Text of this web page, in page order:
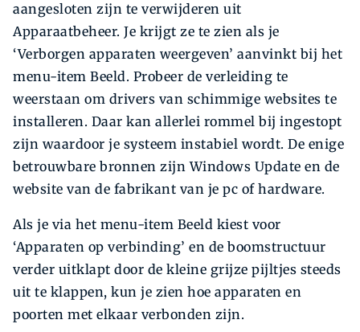
aangesloten zijn te verwijderen uit
Apparaatbeheer. Je krijgt ze te zien als je
‘Verborgen apparaten weergeven’ aanvinkt bij het
menu-item Beeld. Probeer de verleiding te
weerstaan om drivers van schimmige websites te
installeren. Daar kan allerlei rommel bij ingestopt
zijn waardoor je systeem instabiel wordt. De enige
betrouwbare bronnen zijn Windows Update en de
website van de fabrikant van je pc of hardware.
Als je via het menu-item Beeld kiest voor
‘Apparaten op verbinding’ en de boomstructuur
verder uitklapt door de kleine grijze pijltjes steeds
uit te klappen, kun je zien hoe apparaten en
poorten met elkaar verbonden zijn.